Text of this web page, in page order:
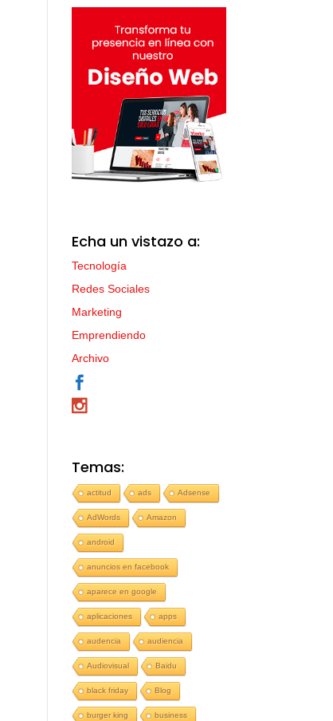
Echa un vistazo a:
Tecnología
Redes Sociales
Marketing
Emprendiendo
Archivo
Temas:
actitud ads Adsense
AdWords Amazon
android
anuncios en facebook
aparece en google
aplicaciones apps
audencia audiencia
Audiovisual Baidu
black friday Blog
burger king business